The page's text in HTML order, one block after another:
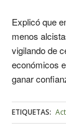
Explicó que
menos
vigilando de
económicos
ganar
ETIQUETAS: